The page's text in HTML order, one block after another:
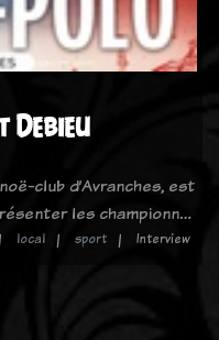
Debieu
club d’Avranches, est
les championn…
local sport Interview